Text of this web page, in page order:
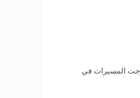
المسيرات في